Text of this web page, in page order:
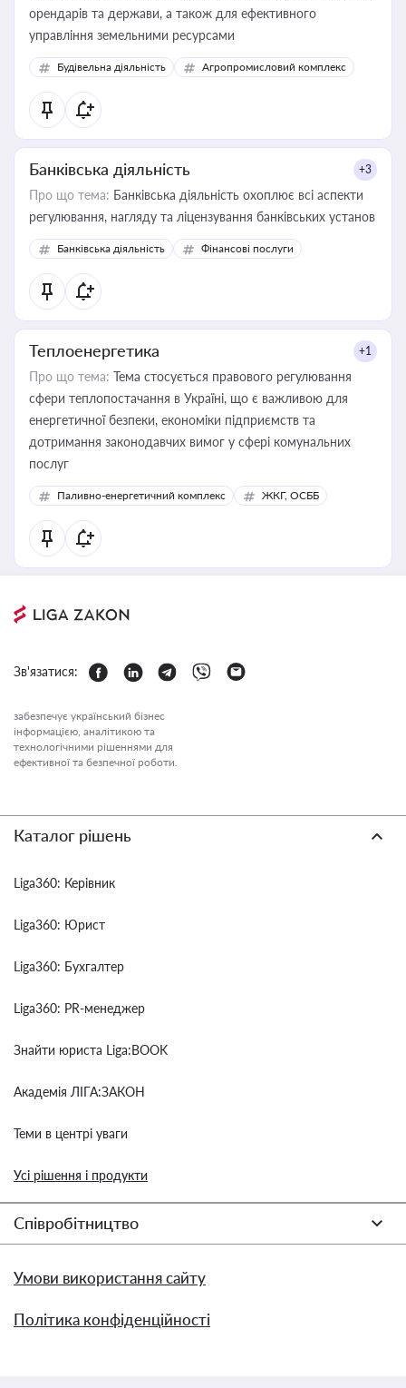
орендарів та держави, а також для ефективного
управління земельними ресурсами
Будівельна діяльність Агропромисловий комплекс
Банківська діяльність +3
Про що тема: Банківська діяльність охоплює всі аспекти
регулювання, нагляду та ліцензування банківських установ
Банківська діяльність Фінансові послуги
Теплоенергетика +1
Про що тема: Тема стосується правового регулювання
сфери теплопостачання в Україні, що є важливою для
енергетичної безпеки, економіки підприємств та
дотримання законодавчих вимог у сфері комунальних
послуг
Паливно-енергетичний комплекс ЖКГ, ОСББ
Зв'язатися:
забезпечує український бізнес
інформацією, аналітикою та
технологічними рішеннями для
ефективної та безпечної роботи.
Каталог рішень
Liga360: Керівник
Liga360: Юрист
Liga360: Бухгалтер
Liga360: PR-менеджер
Знайти юриста Liga:BOOK
Академія ЛІГА:ЗАКОН
Теми в центрі уваги
Усі рішення і продукти
Співробітництво
Умови використання сайту
Політика конфіденційності